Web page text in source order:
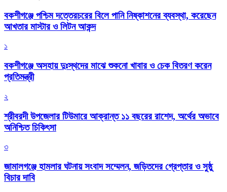
বকশীগঞ্জে পশ্চিম দত্তেরচরের বিলে পানি নিষ্কাশনের ব্যবস্থা, করেছেন
আখতার মাস্টার ও লিটন আকন্দ
১
বকশীগঞ্জে অসহায় দুঃস্থদের মাঝে শুকনো খাবার ও চেক বিতরণ করেন
প্রতিমন্ত্রী
২
শ্রীবরদী উপজেলার টিউমারে আক্রান্ত ১১ বছরের রাশেদ, অর্থের অভাবে
অনিশ্চিত চিকিৎসা
৩
জামালগঞ্জে হামলার ঘটনায় সংবাদ সম্মেলন, জড়িতদের গ্রেপ্তার ও সুষ্ঠু
বিচার দাবি